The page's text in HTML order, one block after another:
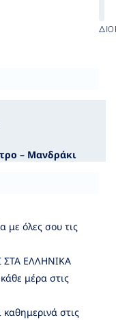
– Μανδράκι
με όλες σου τις
ΣΤΑ ΕΛΛΗΝΙΚΑ
μέρα στις
στις